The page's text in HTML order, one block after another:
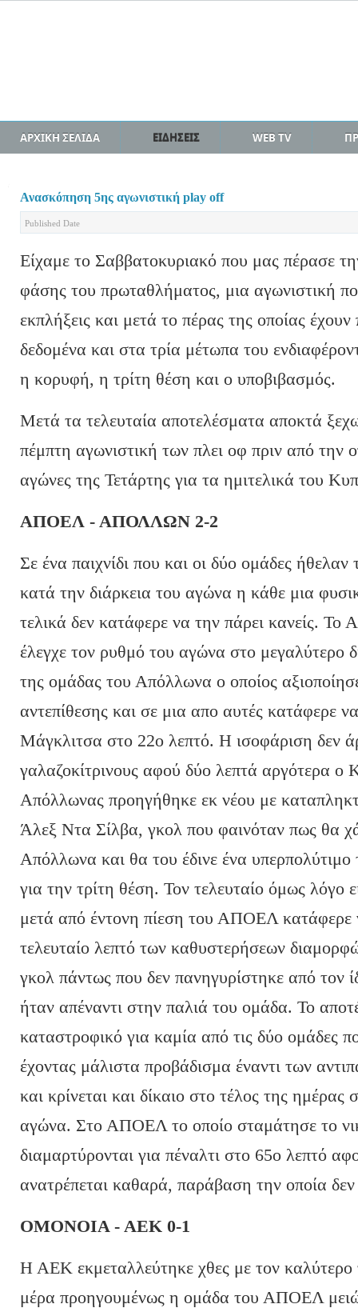
ΑΡΧΙΚΗ ΣΕΛΙΔΑ ΕΙΔΗΣΕΙΣ WEB TV
Ανασκόπηση 5ης αγωνιστική play off
Published Date
Είχαμε το Σαββατοκυριακό που μας πέρασε
φάσης του πρωταθλήματος, μια αγωνιστική
εκπλήξεις και μετά το πέρας της οποίας
δεδομένα και στα τρία μέτωπα του
η κορυφή, η τρίτη θέση και ο υποβιβασμός.
Μετά τα τελευταία αποτελέσματα αποκτά
πέμπτη αγωνιστική των πλει οφ πριν από την
αγώνες της Τετάρτης για τα ημιτελικά του
ΑΠΟΕΛ - ΑΠΟΛΛΩΝ 2-2
Σε ένα παιχνίδι που και οι δύο ομάδες ήθελαν
κατά την διάρκεια του αγώνα η κάθε μια
τελικά δεν κατάφερε να την πάρει κανείς.
έλεγχε τον ρυθμό του αγώνα στο μεγαλύτερο
της ομάδας του Απόλλωνα ο οποίος
αντεπίθεσης και σε μια απο αυτές κατάφερε
Μάγκλιτσα στο 22ο λεπτό. Η ισοφάριση δεν
γαλαζοκίτρινους αφού δύο λεπτά αργότερα
Απόλλωνας προηγήθηκε εκ νέου με
Άλεξ Ντα Σίλβα, γκολ που φαινόταν πως θα
Απόλλωνα και θα του έδινε ένα
για την τρίτη θέση. Τον τελευταίο όμως
μετά από έντονη πίεση του ΑΠΟΕΛ κατάφερε
τελευταίο λεπτό των καθυστερήσεων
γκολ πάντως που δεν πανηγυρίστηκε από τον
ήταν απέναντι στην παλιά του ομάδα. Το
καταστροφικό για καμία από τις δύο ομάδες
έχοντας μάλιστα προβάδισμα έναντι των
και κρίνεται και δίκαιο στο τέλος της
αγώνα. Στο ΑΠΟΕΛ το οποίο σταμάτησε το
διαμαρτύρονται για πέναλτι στο 65ο λεπτό
ανατρέπεται καθαρά, παράβαση την οποία δεν
ΟΜΟΝΟΙΑ - ΑΕΚ 0-1
Η ΑΕΚ εκμεταλλεύτηκε χθες με τον καλύτερο
μέρα προηγουμένως η ομάδα του ΑΠΟΕΛ